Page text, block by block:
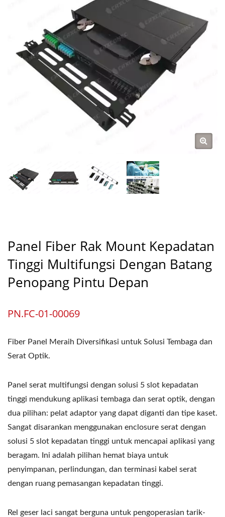
Panel Fiber Rak Mount Kepadatan
Tinggi Multifungsi Dengan Batang
Penopang Pintu Depan
PN.FC-01-00069
Fiber Panel Meraih Diversifikasi untuk Solusi Tembaga dan
Serat Optik.
Panel serat multifungsi dengan solusi 5 slot kepadatan
tinggi mendukung aplikasi tembaga dan serat optik, dengan
dua pilihan: pelat adaptor yang dapat diganti dan tipe kaset.
Sangat disarankan menggunakan enclosure serat dengan
solusi 5 slot kepadatan tinggi untuk mencapai aplikasi yang
beragam. Ini adalah pilihan hemat biaya untuk
penyimpanan, perlindungan, dan terminasi kabel serat
dengan ruang pemasangan kepadatan tinggi.
Rel geser laci sangat berguna untuk pengoperasian tarik-